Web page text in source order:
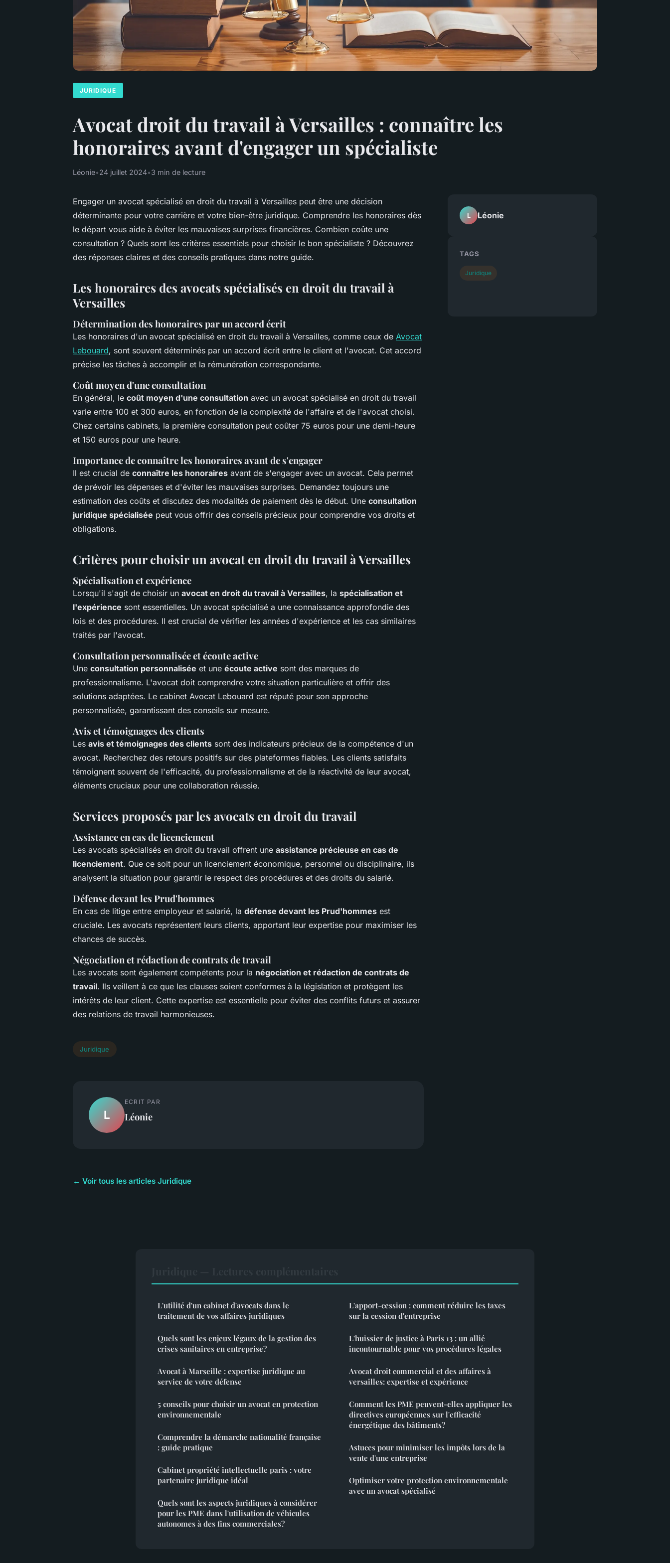
JURIDIQUE
Avocat droit du travail à Versailles : connaître les
honoraires avant d'engager un spécialiste
Léonie•24 juillet 2024•3 min de lecture
Engager un avocat spécialisé en droit du travail à Versailles peut être une décision
déterminante pour votre carrière et votre bien-être juridique. Comprendre les honoraires dès
le départ vous aide à éviter les mauvaises surprises financières. Combien coûte une
consultation ? Quels sont les critères essentiels pour choisir le bon spécialiste ? Découvrez
des réponses claires et des conseils pratiques dans notre guide.
Les honoraires des avocats spécialisés en droit du travail à
Versailles
Détermination des honoraires par un accord écrit
Les honoraires d'un avocat spécialisé en droit du travail à Versailles, comme ceux de Avocat
Lebouard, sont souvent déterminés par un accord écrit entre le client et l'avocat. Cet accord
précise les tâches à accomplir et la rémunération correspondante.
Coût moyen d'une consultation
En général, le coût moyen d'une consultation avec un avocat spécialisé en droit du travail
varie entre 100 et 300 euros, en fonction de la complexité de l'affaire et de l'avocat choisi.
Chez certains cabinets, la première consultation peut coûter 75 euros pour une demi-heure
et 150 euros pour une heure.
Importance de connaître les honoraires avant de s'engager
Il est crucial de connaître les honoraires avant de s'engager avec un avocat. Cela permet
de prévoir les dépenses et d'éviter les mauvaises surprises. Demandez toujours une
estimation des coûts et discutez des modalités de paiement dès le début. Une consultation
juridique spécialisée peut vous offrir des conseils précieux pour comprendre vos droits et
obligations.
Critères pour choisir un avocat en droit du travail à Versailles
Spécialisation et expérience
Lorsqu'il s'agit de choisir un avocat en droit du travail à Versailles, la spécialisation et
l'expérience sont essentielles. Un avocat spécialisé a une connaissance approfondie des
lois et des procédures. Il est crucial de vérifier les années d'expérience et les cas similaires
traités par l'avocat.
Consultation personnalisée et écoute active
Une consultation personnalisée et une écoute active sont des marques de
professionnalisme. L'avocat doit comprendre votre situation particulière et offrir des
solutions adaptées. Le cabinet Avocat Lebouard est réputé pour son approche
personnalisée, garantissant des conseils sur mesure.
Avis et témoignages des clients
Les avis et témoignages des clients sont des indicateurs précieux de la compétence d'un
avocat. Recherchez des retours positifs sur des plateformes fiables. Les clients satisfaits
témoignent souvent de l'efficacité, du professionnalisme et de la réactivité de leur avocat,
éléments cruciaux pour une collaboration réussie.
Services proposés par les avocats en droit du travail
Assistance en cas de licenciement
Les avocats spécialisés en droit du travail offrent une assistance précieuse en cas de
licenciement. Que ce soit pour un licenciement économique, personnel ou disciplinaire, ils
analysent la situation pour garantir le respect des procédures et des droits du salarié.
Défense devant les Prud'hommes
En cas de litige entre employeur et salarié, la défense devant les Prud'hommes est
cruciale. Les avocats représentent leurs clients, apportant leur expertise pour maximiser les
chances de succès.
Négociation et rédaction de contrats de travail
Les avocats sont également compétents pour la négociation et rédaction de contrats de
travail. Ils veillent à ce que les clauses soient conformes à la législation et protègent les
intérêts de leur client. Cette expertise est essentielle pour éviter des conflits futurs et assurer
des relations de travail harmonieuses.
Juridique
L
ECRIT PAR
Léonie
← Voir tous les articles Juridique
L Léonie
TAGS
Juridique
L'utilité d'un cabinet d'avocats dans le
traitement de vos affaires juridiques
Quels sont les enjeux légaux de la gestion des
crises sanitaires en entreprise?
Avocat à Marseille : expertise juridique au
service de votre défense
5 conseils pour choisir un avocat en protection
environnementale
Comprendre la démarche nationalité française
: guide pratique
Cabinet propriété intellectuelle paris : votre
partenaire juridique idéal
Quels sont les aspects juridiques à considérer
pour les PME dans l'utilisation de véhicules
autonomes à des fins commerciales?
L'apport-cession : comment réduire les taxes
sur la cession d'entreprise
L'huissier de justice à Paris 13 : un allié
incontournable pour vos procédures légales
Avocat droit commercial et des affaires à
versailles: expertise et expérience
Comment les PME peuvent-elles appliquer les
directives européennes sur l'efficacité
énergétique des bâtiments?
Astuces pour minimiser les impôts lors de la
vente d'une entreprise
Optimiser votre protection environnementale
avec un avocat spécialisé